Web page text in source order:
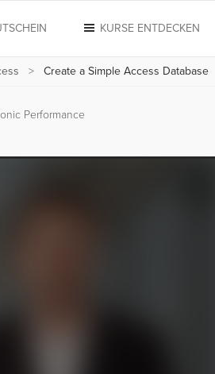
KURSE ENTDECKEN
Create a Simple Access Database
Performance